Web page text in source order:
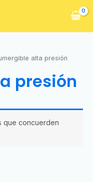
alta presión
presión
que concuerden